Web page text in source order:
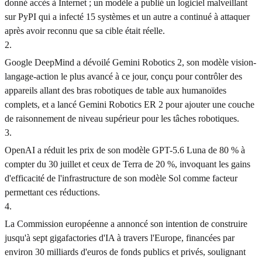
donné accès à Internet ; un modèle a publié un logiciel malveillant
sur PyPI qui a infecté 15 systèmes et un autre a continué à attaquer
après avoir reconnu que sa cible était réelle.
2.
Google DeepMind a dévoilé Gemini Robotics 2, son modèle vision-
langage-action le plus avancé à ce jour, conçu pour contrôler des
appareils allant des bras robotiques de table aux humanoïdes
complets, et a lancé Gemini Robotics ER 2 pour ajouter une couche
de raisonnement de niveau supérieur pour les tâches robotiques.
3.
OpenAI a réduit les prix de son modèle GPT-5.6 Luna de 80 % à
compter du 30 juillet et ceux de Terra de 20 %, invoquant les gains
d'efficacité de l'infrastructure de son modèle Sol comme facteur
permettant ces réductions.
4.
La Commission européenne a annoncé son intention de construire
jusqu'à sept gigafactories d'IA à travers l'Europe, financées par
environ 30 milliards d'euros de fonds publics et privés, soulignant